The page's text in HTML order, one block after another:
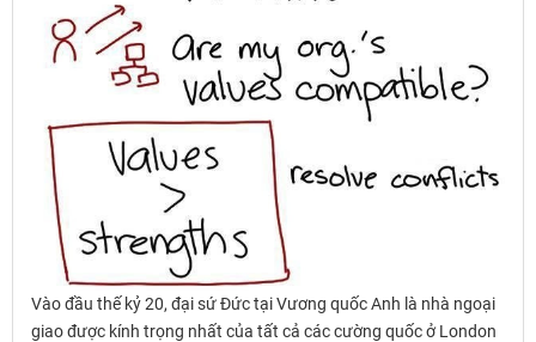
Vào đầu thế kỷ 20, đại sứ Đức tại Vương quốc Anh là nhà ngoại
giao được kính trọng nhất của tất cả các cường quốc ở London